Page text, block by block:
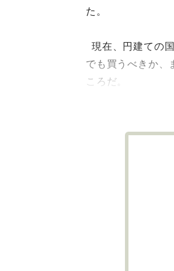
た。
現在、円建ての
でも買うべきか、
ころだ。